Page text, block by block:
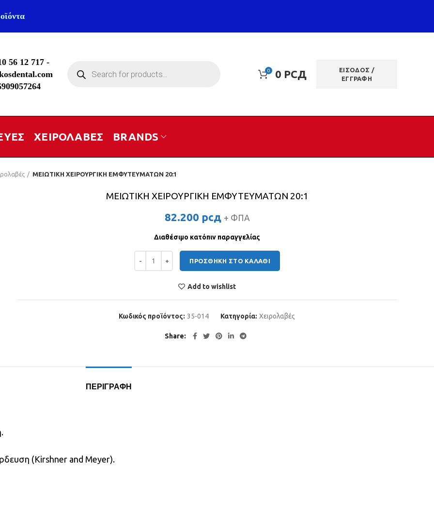
56 12 717 -
search
0 0 РСД
ΕΙΣΟΔΟΣ /
ΕΓΓΡΑΦΗ
ΧΕΙΡΟΛΑΒΕΣ BRANDS
ΜΕΙΩΤΙΚΗ ΧΕΙΡΟΥΡΓΙΚΗ ΕΜΦΥΤΕΥΜΑΤΩΝ 20:1
ΜΕΙΩΤΙΚΗ ΧΕΙΡΟΥΡΓΙΚΗ ΕΜΦΥΤΕΥΜΑΤΩΝ 20:1
82.200 рсд + ΦΠΑ
Διαθέσιμο κατόπιν παραγγελίας
ΠΡΟΣΘΉΚΗ ΣΤΟ ΚΑΛΆΘΙ
Add to wishlist
Κωδικός προϊόντος: 35-014 Κατηγορία: Χειρολαβές
Share
ΠΕΡΙΓΡΑΦΉ
(Kirshner and Meyer).